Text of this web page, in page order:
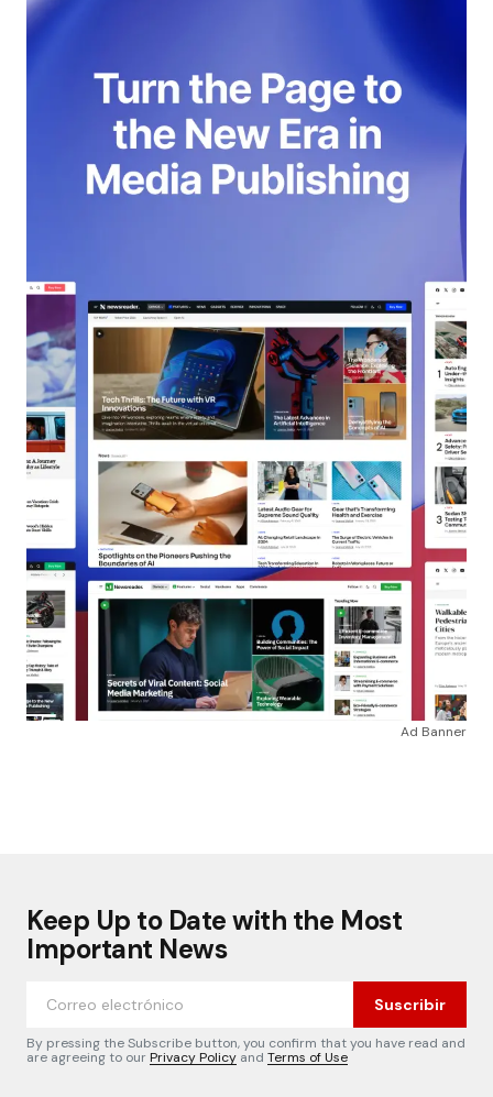
Ad Banner
Keep Up to Date with the Most
Important News
Suscribir
By pressing the Subscribe button, you confirm that you have read and
are agreeing to ourPrivacy Policy and Terms of Use